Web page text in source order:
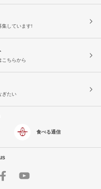
集しています!
こちらから
ぎたい
食べる通信